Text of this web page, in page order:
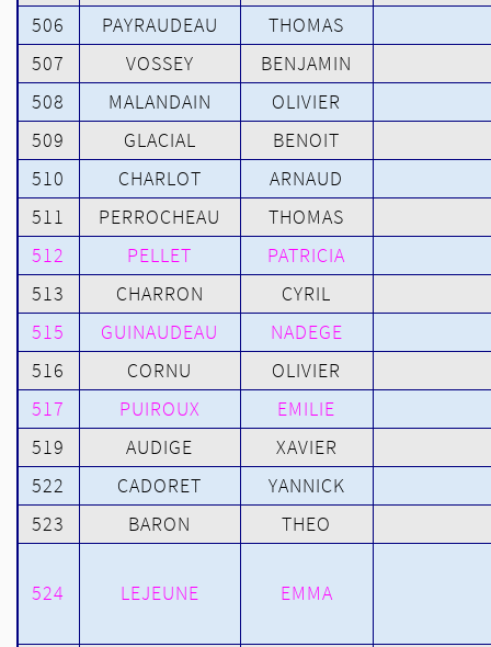
506
PAYRAUDEAU
THOMAS
507
VOSSEY
BENJAMIN
508
MALANDAIN
OLIVIER
509
GLACIAL
BENOIT
510
CHARLOT
ARNAUD
511
PERROCHEAU
THOMAS
512
PELLET
PATRICIA
513
CHARRON
CYRIL
515
GUINAUDEAU
NADEGE
516
CORNU
OLIVIER
517
PUIROUX
EMILIE
519
AUDIGE
XAVIER
522
CADORET
YANNICK
523
BARON THEO
524 LEJEUNE EMMA